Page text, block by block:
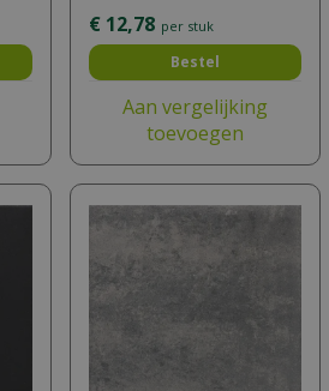
€ 12,78 per stuk
Bestel
Aan vergelijking
toevoegen